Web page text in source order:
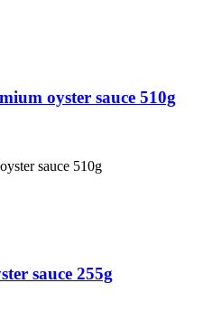
oyster sauce 510g
sauce 510g
sauce 255g